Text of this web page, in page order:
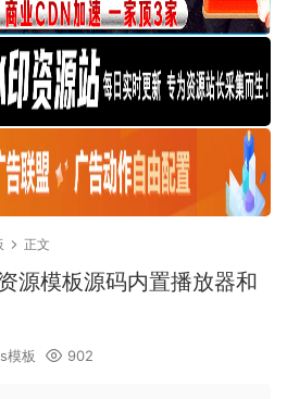
正文
源模板源码内置播放器和
模板 902